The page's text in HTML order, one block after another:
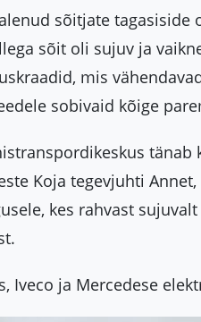
sõitjate
sõit oli sujuv ja
mis
sobivaid kõige
Koja tegevjuhti
kes rahvast
Iveco ja Mercedese